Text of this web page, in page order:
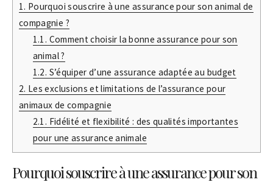
1. Pourquoi souscrire à une assurance pour son animal de
compagnie ?
1.1. Comment choisir la bonne assurance pour son
animal ?
1.2. S’équiper d’une assurance adaptée au budget
2. Les exclusions et limitations de l’assurance pour
animaux de compagnie
2.1. Fidélité et flexibilité : des qualités importantes
pour une assurance animale
Pourquoi souscrire à une assurance pour son